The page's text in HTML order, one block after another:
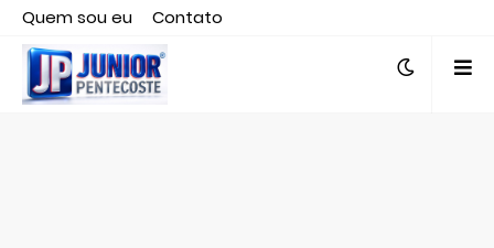
Quem sou eu
Contato
Editor responsável, jornalista Clovis Almeida.